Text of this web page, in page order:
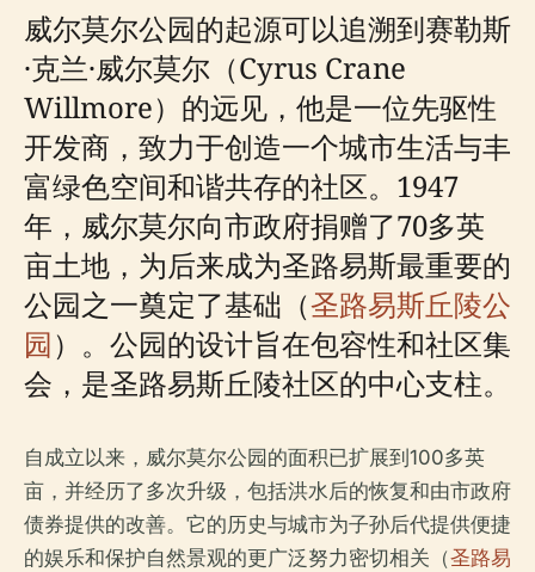
威尔莫尔公园的起源可以追溯到赛勒斯
·克兰·威尔莫尔（Cyrus Crane
Willmore）的远见，他是一位先驱性
开发商，致力于创造一个城市生活与丰
富绿色空间和谐共存的社区。1947
年，威尔莫尔向市政府捐赠了70多英
亩土地，为后来成为圣路易斯最重要的
公园之一奠定了基础（圣路易斯丘陵公
园）。公园的设计旨在包容性和社区集
会，是圣路易斯丘陵社区的中心支柱。
自成立以来，威尔莫尔公园的面积已扩展到100多英
亩，并经历了多次升级，包括洪水后的恢复和由市政府
债券提供的改善。它的历史与城市为子孙后代提供便捷
的娱乐和保护自然景观的更广泛努力密切相关（圣路易